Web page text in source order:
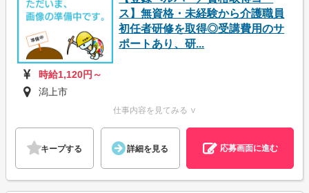
ス】無資格・未経験から介護職員
初任者研修を取得◎受講費用のサ
ポートあり、研...
時給1,120円～
潟上市
仕事内容を見てみる ∨
キープする 詳細を見る 応募画面に進む